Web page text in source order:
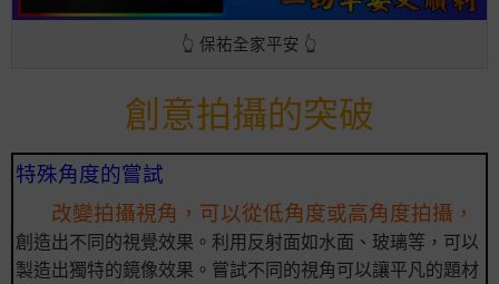
👆 保祐全家平安 👆
創意拍攝的突破
特殊角度的嘗試
改變拍攝視角，可以從低角度或高角度拍攝，
創造出不同的視覺效果。利用反射面如水面、玻璃等，可以
製造出獨特的鏡像效果。嘗試不同的視角可以讓平凡的題材